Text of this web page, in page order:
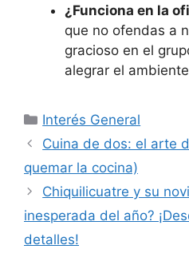
¿Funciona en la
que no ofendas a
gracioso en el
alegrar el
Categorías
Interés General
Cuina de dos: el arte
quemar la cocina)
Chiquilicuatre y su
inesperada del año?
detalles!